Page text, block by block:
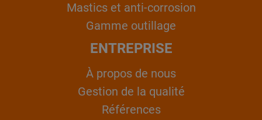
Mastics et anti-corrosion
Gamme outillage
ENTREPRISE
À propos de nous
Gestion de la qualité
Références